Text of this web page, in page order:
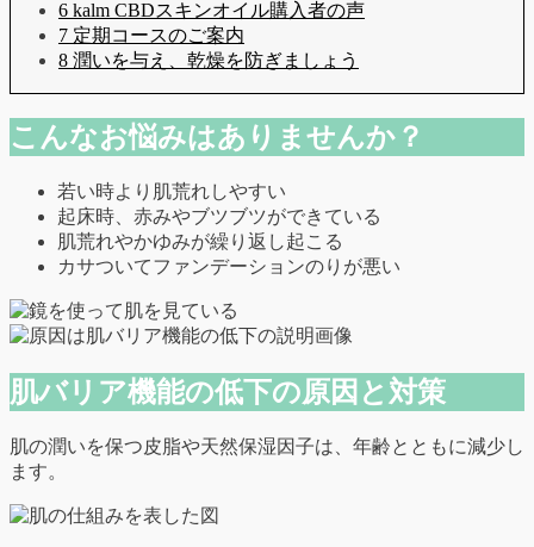
6 kalm CBDスキンオイル購入者の声
7 定期コースのご案内
8 潤いを与え、乾燥を防ぎましょう
こんなお悩みはありませんか？
若い時より肌荒れしやすい
起床時、赤みやブツブツができている
肌荒れやかゆみが繰り返し起こる
カサついてファンデーションのりが悪い
肌バリア機能の低下の原因と対策
肌の潤いを保つ皮脂や天然保湿因子は、年齢とともに減少し
ます。